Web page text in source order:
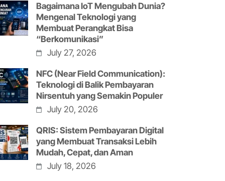
Bagaimana IoT Mengubah Dunia?
Mengenal Teknologi yang
Membuat Perangkat Bisa
“Berkomunikasi”
July 27, 2026
NFC (Near Field Communication):
Teknologi di Balik Pembayaran
Nirsentuh yang Semakin Populer
July 20, 2026
QRIS: Sistem Pembayaran Digital
yang Membuat Transaksi Lebih
Mudah, Cepat, dan Aman
July 18, 2026